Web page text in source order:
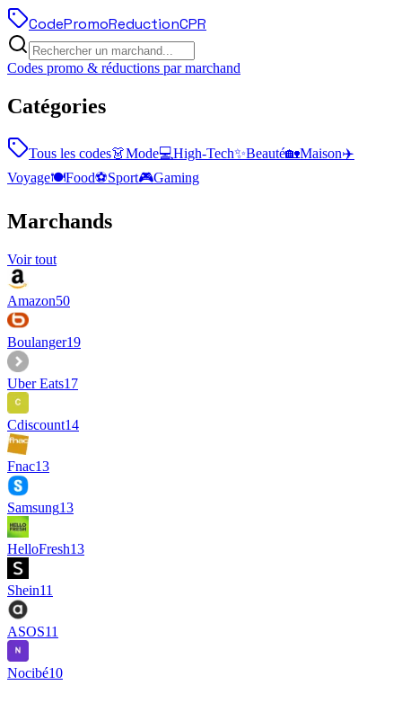
CodePromoReductionCPR
Codes promo & réductions par marchand
Catégories
Tous les codes👗Mode💻High-Tech✨Beauté🏡Maison✈️
Voyage🍽️Food⚽Sport🎮Gaming
Marchands
Voir tout
Amazon50
Boulanger19
Uber Eats17
Cdiscount14
Fnac13
Samsung13
HelloFresh13
Shein11
ASOS11
Nocibé10